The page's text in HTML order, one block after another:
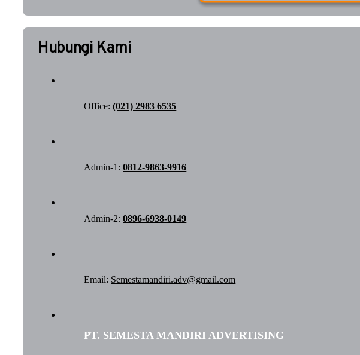
Hubungi Kami
Office:(021) 2983 6535
Admin-1:0812-9863-9916
Admin-2:0896-6938-0149
Email: Semestamandiri.adv@gmail.com
PT. SEMESTA MANDIRI ADVERTISING